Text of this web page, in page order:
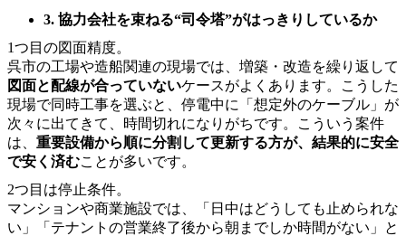
3. 協力会社を束ねる“司令塔”がはっきりしているか
1つ目の図面精度。
呉市の工場や造船関連の現場では、増築・改造を繰り返して
図面と配線が合っていないケースがよくあります。こうした
現場で同時工事を選ぶと、停電中に「想定外のケーブル」が
次々に出てきて、時間切れになりがちです。こういう案件
は、 重要設備から順に分割して更新する方が、結果的に安全
で安く済むことが多いです。
2つ目は停止条件。
マンションや商業施設では、「日中はどうしても止められな
い」「テナントの営業終了後から朝までしか時間がない」と